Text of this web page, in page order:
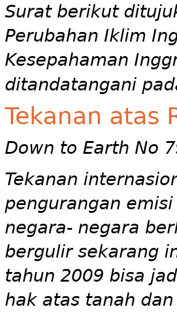
Surat berikut
Perubahan Iklim
Kesepahaman
ditandatangani
Tekanan atas
Down to Earth No
Tekanan
pengurangan
negara- negara
bergulir sekarang
tahun 2009 bisa
hak atas tanah